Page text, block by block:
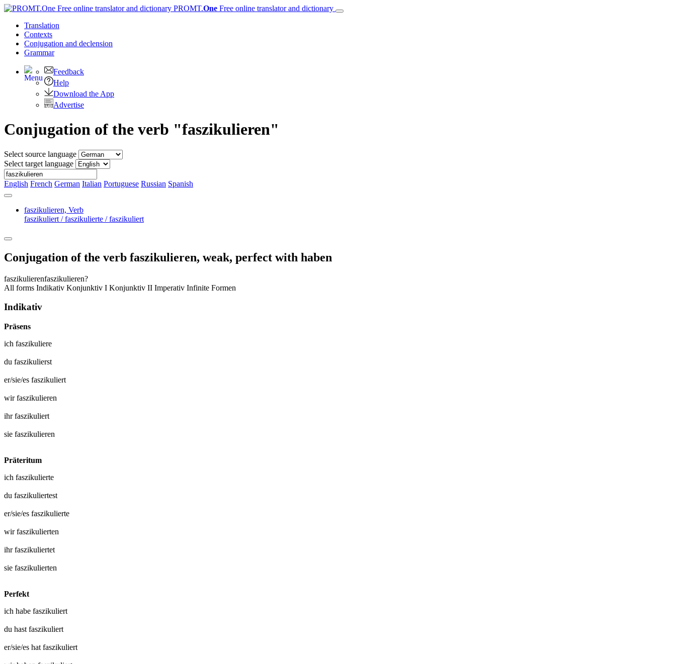
PROMT.One Free online translator and dictionary
Translation
Contexts
Conjugation and declension
Grammar
Feedback
Help
Download the App
Advertise
Conjugation of the verb "faszikulieren"
Select source language
Select target language
English French German Italian Portuguese Russian Spanish
faszikulieren, Verb
faszikuliert / faszikulierte / faszikuliert
Conjugation of the verb faszikulieren, weak, perfect with haben
faszikulierenfaszikulieren?
All forms Indikativ Konjunktiv I Konjunktiv II Imperativ Infinite Formen
Indikativ
Präsens
ich faszikuliere
du faszikulierst
er/sie/es faszikuliert
wirfaszikulieren
ihrfaszikuliert
sie faszikulieren
Präteritum
ich faszikulierte
du faszikuliertest
er/sie/es faszikulierte
wirfaszikulierten
ihrfaszikuliertet
sie faszikulierten
Perfekt
ich habe faszikuliert
du hast faszikuliert
er/sie/es hat faszikuliert